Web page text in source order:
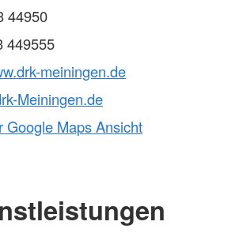
44950
449555
meiningen.de
Meiningen.de
Google Maps Ansicht